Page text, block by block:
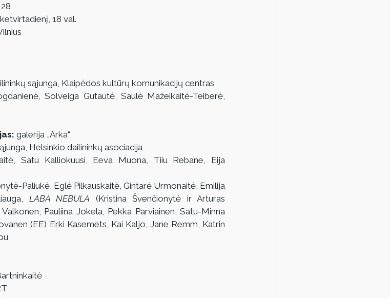
18 val.
sąjunga, Klaipėdos kultūrų komunikacijų centras
Solveiga Gutautė, Saulė Mažeikaitė-Teiberė,
galerija „Arka“
Helsinkio dailininkų asociacija
Satu Kalliokuusi, Eeva Muona, Tiiu Rebane, Eija
Paliukė, Eglė Pilkauskaitė, Gintarė Urmonaitė, Emilija
LABA NEBULA (Kristina Švenčionytė ir Arturas
Pauliina Jokela, Pekka Parviainen, Satu-Minna
(EE) Erki Kasemets, Kai Kaljo, Jane Remm, Katrin